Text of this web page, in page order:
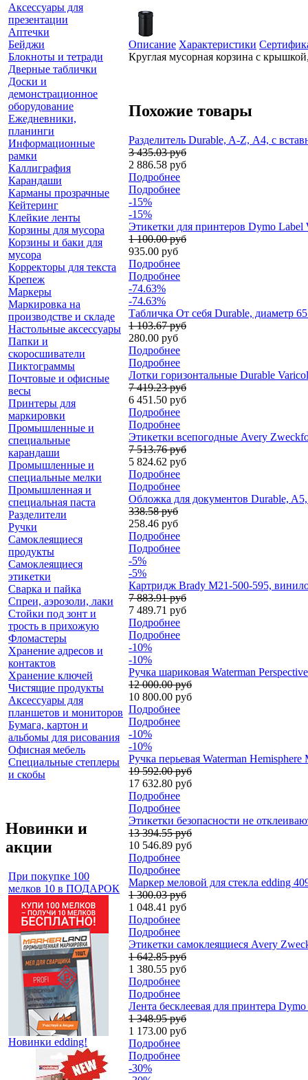
Аксессуары для
презентации
Аптечки
Бейджи
Блокноты и тетради
Дверные таблички
Доски и
демонстрационное
оборудование
Ежедневники,
планинги
Информационные
рамки
Каллиграфия
Карандаши
Карманы прозрачные
Кейтеринг
Клейкие ленты
Корзины для мусора
Корзины и баки для
мусора
Корректоры для текста
Крепеж
Маркеры
Маркировка на
производстве и складе
Настольные аксессуары
Папки и
скоросшиватели
Пиктограммы
Почтовые и офисные
весы
Принтеры для
маркировки
Промышленные и
специальные
карандаши
Промышленные и
специальные мелки
Промышленная и
специальная паста
Разделители
Ручки
Самоклеящиеся
продукты
Самоклеящиеся
этикетки
Сварка и пайка
Спреи, аэрозоли, лаки
Стойки под зонт и
трость в прихожую
Фломастеры
Хранение адресов и
контактов
Хранение ключей
Чистящие продукты
Аксессуары для
планшетов и мониторов
Бумага, картон и
альбомы для рисования
Офисная мебель
Специальные степлеры
и скобы
Новинки и
акции
При покупке 100
мелков 10 в ПОДАРОК
Новинки edding!
Описание Характеристики
Круглая мусорная корзина с
Похожие товары
Разделитель Durable, A-Z, А4, с
3 435.03 руб
2 886.58 руб
Подробнее
Подробнее
-15%
-15%
Этикетки для принтеров Dymo
1 100.00 руб
935.00 руб
Подробнее
Подробнее
-74.63%
-74.63%
Табличка От себя Durable, диаметр
1 103.67 руб
280.00 руб
Подробнее
Подробнее
Лотки горизонтальные Durable
7 419.23 руб
6 451.50 руб
Подробнее
Подробнее
Этикетки всепогодные Avery
7 513.76 руб
5 824.62 руб
Подробнее
Подробнее
Обложка для документов Durable,
338.58 руб
258.46 руб
Подробнее
Подробнее
-5%
-5%
Картридж Brady M21-500-595,
7 883.91 руб
7 489.71 руб
Подробнее
Подробнее
-10%
-10%
Ручка шариковая Waterman
12 000.00 руб
10 800.00 руб
Подробнее
Подробнее
-10%
-10%
Ручка перьевая Waterman
19 592.00 руб
17 632.80 руб
Подробнее
Подробнее
Этикетки безопасности не
13 394.55 руб
10 546.89 руб
Подробнее
Подробнее
Маркер меловой для стекла edding
1 300.03 руб
1 048.41 руб
Подробнее
Подробнее
Этикетки самоклеящиеся Avery
1 642.85 руб
1 380.55 руб
Подробнее
Подробнее
Лента бесклеевая для принтера
1 348.95 руб
1 173.00 руб
Подробнее
Подробнее
-30%